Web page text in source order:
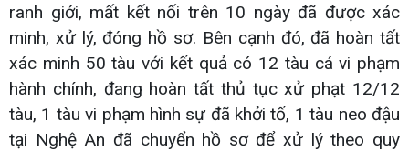
ranh giới, mất kết nối trên 10 ngày đã được xác
minh, xử lý, đóng hồ sơ. Bên cạnh đó, đã hoàn tất
xác minh 50 tàu với kết quả có 12 tàu cá vi phạm
hành chính, đang hoàn tất thủ tục xử phạt 12/12
tàu, 1 tàu vi phạm hình sự đã khởi tố, 1 tàu neo đậu
tại Nghệ An đã chuyển hồ sơ để xử lý theo quy